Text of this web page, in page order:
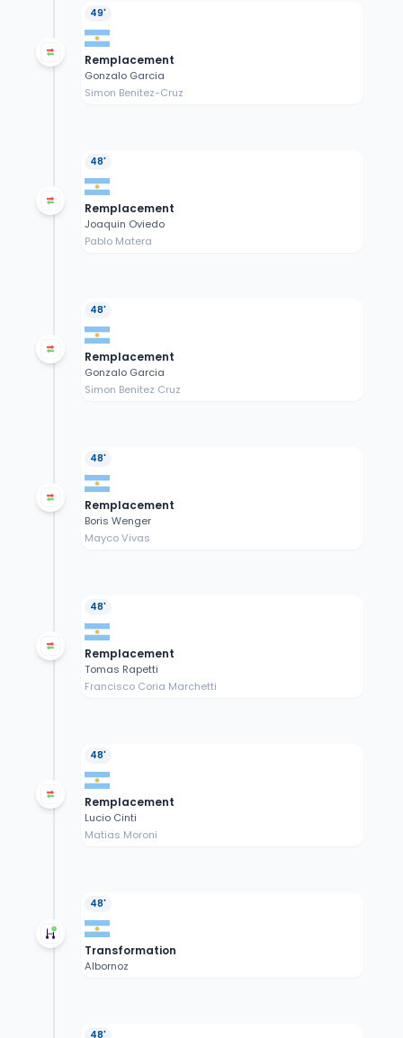
49'
Remplacement
Gonzalo Garcia
Simon Benitez-Cruz
48'
Remplacement
Joaquin Oviedo
Pablo Matera
48'
Remplacement
Gonzalo Garcia
Simon Benitez Cruz
48'
Remplacement
Boris Wenger
Mayco Vivas
48'
Remplacement
Tomas Rapetti
Francisco Coria Marchetti
48'
Remplacement
Lucio Cinti
Matias Moroni
48'
Transformation
Albornoz
48'